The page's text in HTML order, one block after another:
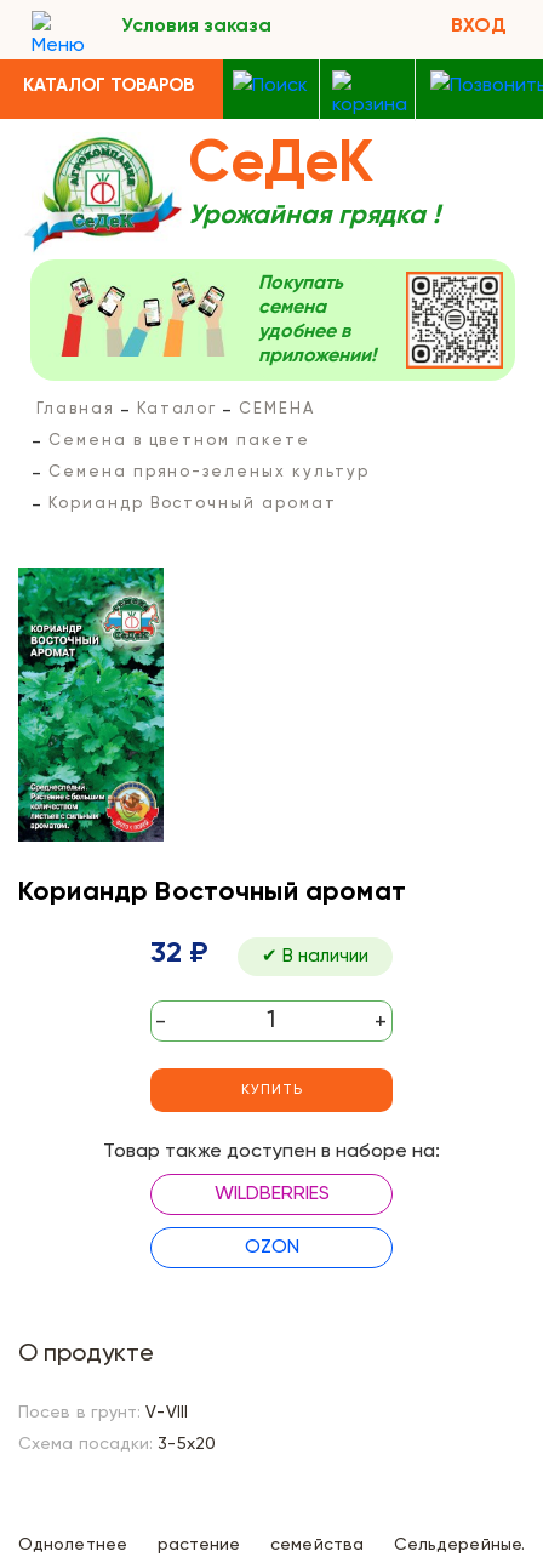
Условия заказа ВХОД
КАТАЛОГ ТОВАРОВ
СеДеК
Урожайная грядка !
Покупать
семена
удобнее в
приложении!
Главная Каталог
СЕМЕНА
Семена в цветном пакете
Семена пряно-зеленых культур
Кориандр Восточный аромат
Кориандр Восточный аромат
32 ₽ ✔ В наличии
- +
КУПИТЬ
Товар также доступен в наборе на:
WILDBERRIES
OZON
О продукте
Посев в грунт: V-VIII
Схема посадки: 3-5х20
Однолетнее растение семейства Сельдерейные.